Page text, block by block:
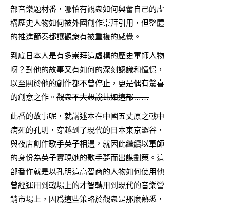
部音樂題材番，哪怕有觀衆如何興奮自己的虛
構歷史人物如何被外國創作崇拜引用，但整體
的推進節奏都讓觀衆有被重複的感覺。
到底日本人是有多崇拜這虛構的歷史軍師人物
呀？對他的故事又有如何的深刻認識和憧憬，
以至關於他的創作都不曾停止，更是偶有驚喜
的創意之作。 觀衆不大想說比如這部……
此番的故事呢，就講述本在中國五丈原之戰中
病死的孔明，穿越到了現代的日本東京澀谷，
與夜店創作歌手英子相遇，就因此繼續以軍師
的身份為英子實現她的歌手夢而出謀劃策。這
部番作就是以孔明這高智商的人物如何使用他
曾經運用到戰場上的才智轉用到現代的音樂營
銷市場上，因爲這些策略於觀衆是那麽熟悉，